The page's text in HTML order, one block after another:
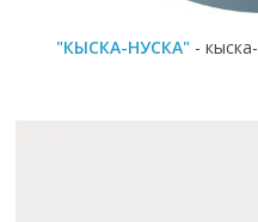
"КЫСКА-НУСКА" -